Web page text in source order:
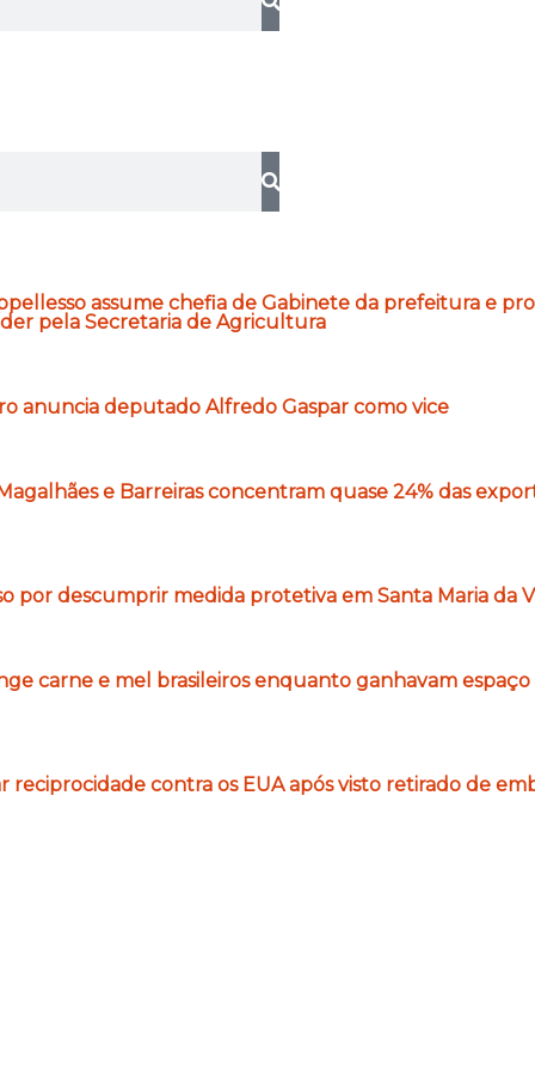
assume chefia de Gabinete da prefeitura e
pela Secretaria de Agricultura
anuncia deputado Alfredo Gaspar como vice
e Barreiras concentram quase 24% das
por descumprir medida protetiva em Santa Maria da
carne e mel brasileiros enquanto ganhavam
reciprocidade contra os EUA após visto retirado de